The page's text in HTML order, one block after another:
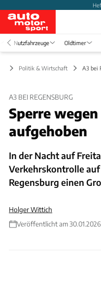
Nutzfahrzeuge Oldtimer
Politik & Wirtschaft A3 bei
A3 BEI REGENSBURG
Sperre
aufgehoben
In der Nacht auf
Verkehrskontrolle
Regensburg einen
Holger Wittich
Veröffentlicht am 30.01.2026